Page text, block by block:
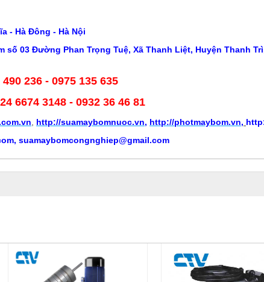
- Hà Đông - Hà Nội
số 03 Đường Phan Trọng Tuệ, Xã Thanh Liệt, Huyện Thanh
236 - 0975 135 635
6674 3148 - 0932 36 46 81
http://suamaybomnuoc.vn, http://photmaybom.vn,
suamaybomcongnghiep@gmail.com